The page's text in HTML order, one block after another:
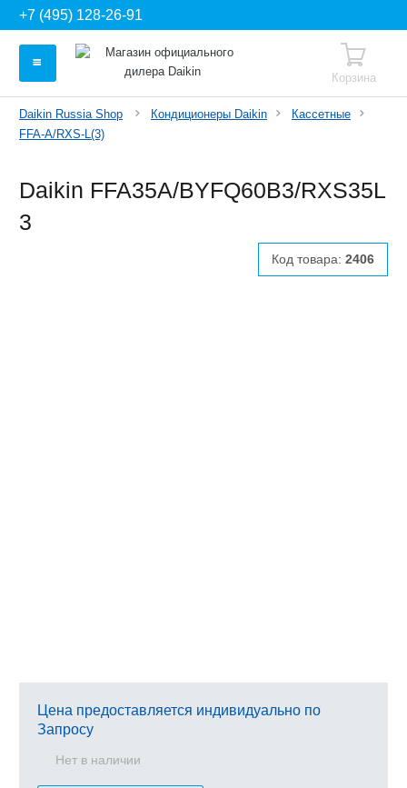
+7 (495) 128-26-91
Корзина
Daikin Russia Shop Кондиционеры Daikin
Кассетные
FFA-A/RXS-L(3)
Daikin FFA35A/BYFQ60B3/RXS35L
3
Код товара: 2406
Цена предоставляется индивидуально по
Запросу
Нет в наличии